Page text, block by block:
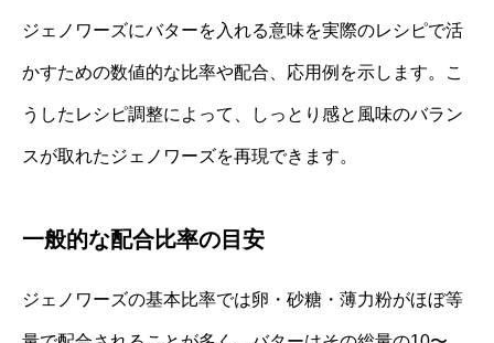
ジェノワーズにバターを入れる意味を実際のレシピで活
かすための数値的な比率や配合、応用例を示します。こ
うしたレシピ調整によって、しっとり感と風味のバラン
スが取れたジェノワーズを再現できます。
一般的な配合比率の目安
ジェノワーズの基本比率では卵・砂糖・薄力粉がほぼ等